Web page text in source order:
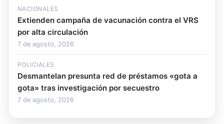
NACIONALES
Extienden campaña de vacunación contra el VRS
por alta circulación
7 de agosto, 2026
POLICIALES
Desmantelan presunta red de préstamos «gota a
gota» tras investigación por secuestro
7 de agosto, 2026